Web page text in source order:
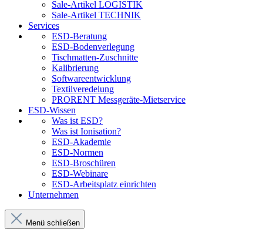
Sale-Artikel LOGISTIK
Sale-Artikel TECHNIK
Services
ESD-Beratung
ESD-Bodenverlegung
Tischmatten-Zuschnitte
Kalibrierung
Softwareentwicklung
Textilveredelung
PRORENT Messgeräte-Mietservice
ESD-Wissen
Was ist ESD?
Was ist Ionisation?
ESD-Akademie
ESD-Normen
ESD-Broschüren
ESD-Webinare
ESD-Arbeitsplatz einrichten
Unternehmen
Menü schließen